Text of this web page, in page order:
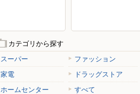
カテゴリから探す
スーパー
ファッション
家電
ドラッグストア
ホームセンター
すべて